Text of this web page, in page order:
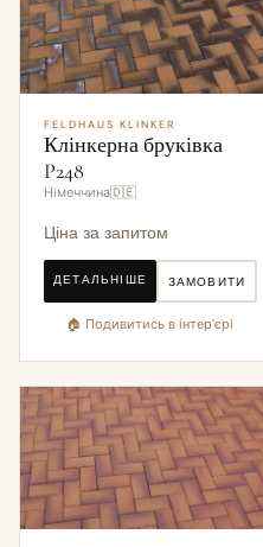
FELDHAUS KLINKER
Клінкерна бруківка
P248
Німеччина🇩🇪
Ціна за запитом
ДЕТАЛЬНІШЕ ЗАМОВИТИ
🏠 Подивитись в інтер'єрі